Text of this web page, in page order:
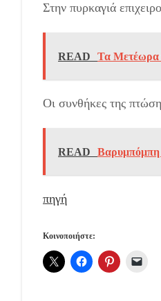
Στην πυρκαγιά
READ Τα Μετέωρα
Οι συνθήκες της
READ Βαρυμπόμπη
πηγή
Κοινοποιήστε: